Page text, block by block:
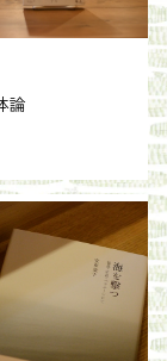
論